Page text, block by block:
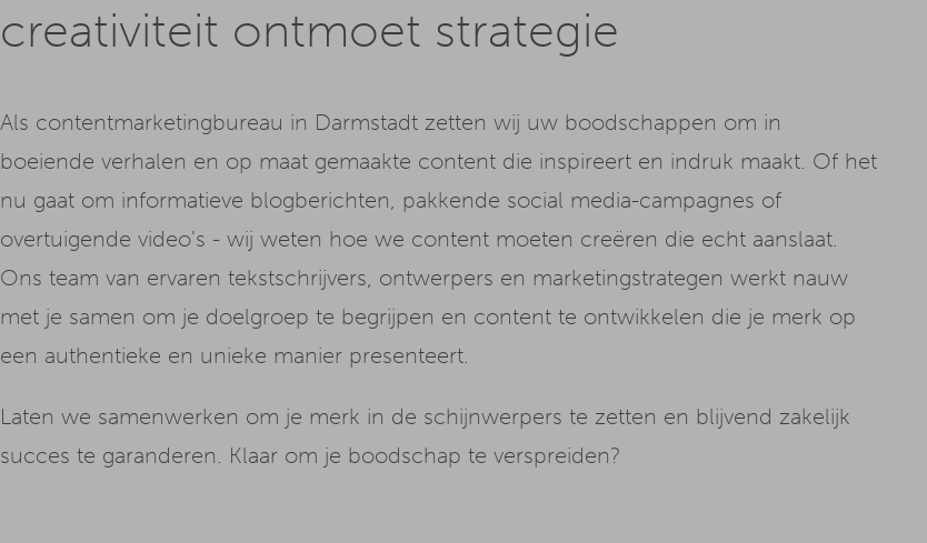
creativiteit ontmoet strategie
Als contentmarketingbureau in Darmstadt zetten wij uw boodschappen om in
boeiende verhalen en op maat gemaakte content die inspireert en indruk maakt. Of het
nu gaat om informatieve blogberichten, pakkende social media-campagnes of
overtuigende video's - wij weten hoe we content moeten creëren die echt aanslaat.
Ons team van ervaren tekstschrijvers, ontwerpers en marketingstrategen werkt nauw
met je samen om je doelgroep te begrijpen en content te ontwikkelen die je merk op
een authentieke en unieke manier presenteert.
Laten we samenwerken om je merk in de schijnwerpers te zetten en blijvend zakelijk
succes te garanderen. Klaar om je boodschap te verspreiden?